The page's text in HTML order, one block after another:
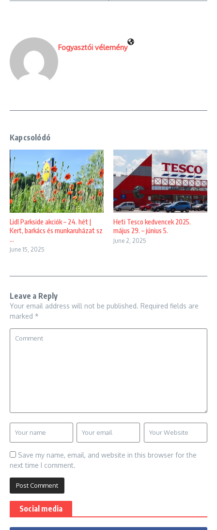
Fogyasztói vélemény
Kapcsolódó
Lidl Parkside akciók – 24. hét |
Kert, barkács és munkaruházat sz
...
June 15, 2025
Heti Tesco kedvencek 2025.
május 29. – június 5.
June 2, 2025
Leave a Reply
Your email address will not be published. Required fields are
marked *
Save my name, email, and website in this browser for the
next time I comment.
Social media